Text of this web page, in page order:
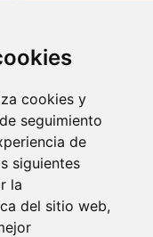
cookies y
seguimiento
de
siguientes
la
del sitio web,
MAS GUAPA DE
LAS FOTOS
DE ARROW